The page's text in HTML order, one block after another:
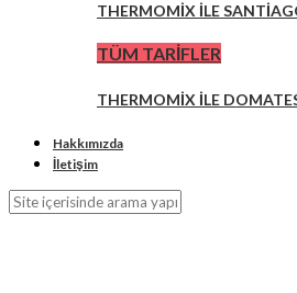
THERMOMİX İLE
TÜM TARİFLER
THERMOMİX İLE
Hakkımızda
İletişim